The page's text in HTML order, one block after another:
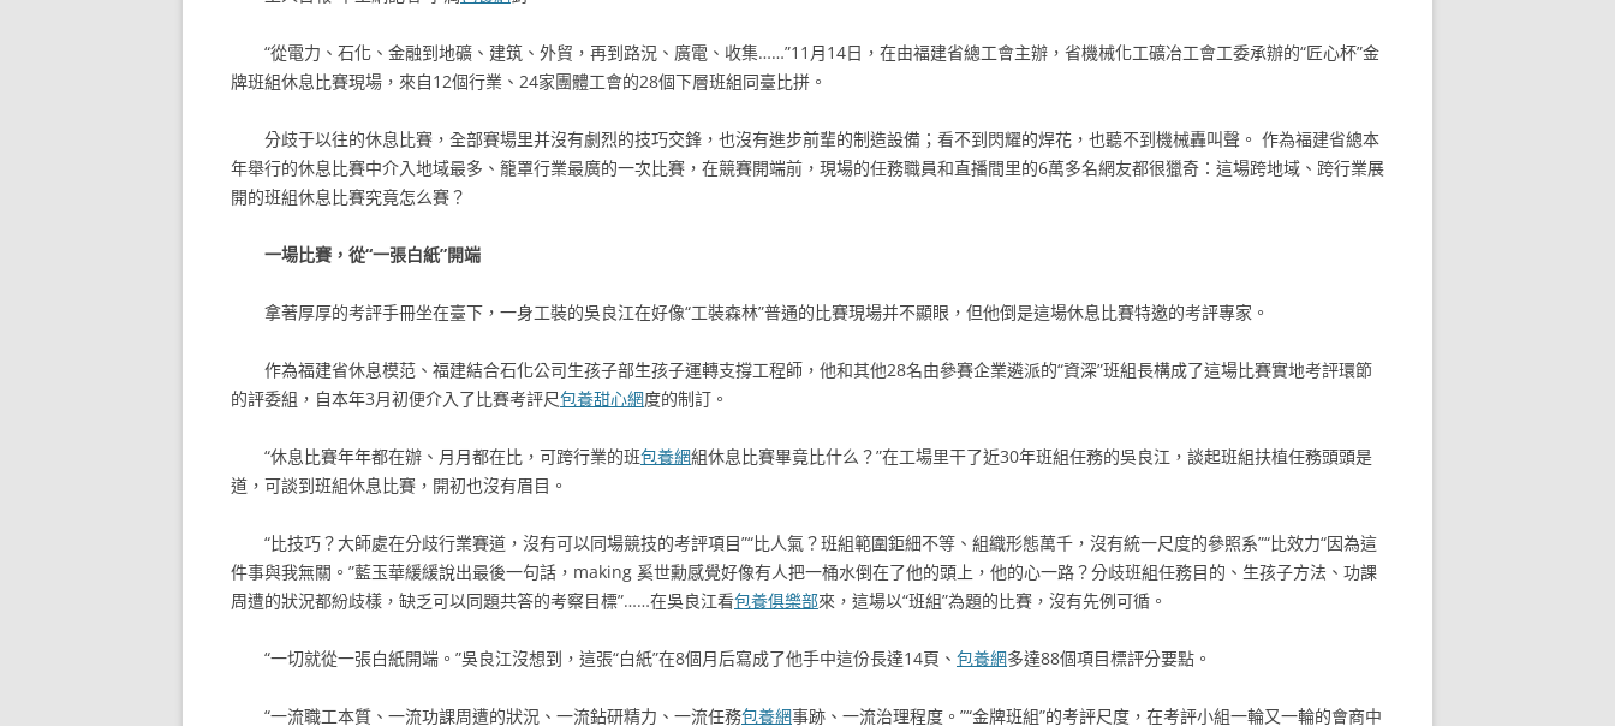
“從電力、石化、金融到地礦、建筑、外貿，再到路況、廣電、收集……”11月14日，在由福建省總工會主辦，省機械化工礦冶工會工委承辦的“匠心杯”金
牌班組休息比賽現場，來自12個行業、24家團體工會的28個下層班組同臺比拼。
分歧于以往的休息比賽，全部賽場里并沒有劇烈的技巧交鋒，也沒有進步前輩的制造設備；看不到閃耀的焊花，也聽不到機械轟叫聲。 作為福建省總本
年舉行的休息比賽中介入地域最多、籠罩行業最廣的一次比賽，在競賽開端前，現場的任務職員和直播間里的6萬多名網友都很獵奇：這場跨地域、跨行業展
開的班組休息比賽究竟怎么賽？
一場比賽，從“一張白紙”開端
拿著厚厚的考評手冊坐在臺下，一身工裝的吳良江在好像“工裝森林”普通的比賽現場并不顯眼，但他倒是這場休息比賽特邀的考評專家。
作為福建省休息模范、福建結合石化公司生孩子部生孩子運轉支撐工程師，他和其他28名由參賽企業遴派的“資深”班組長構成了這場比賽實地考評環節
的評委組，自本年3月初便介入了比賽考評尺包養甜心網度的制訂。
“休息比賽年年都在辦、月月都在比，可跨行業的班包養網組休息比賽畢竟比什么？”在工場里干了近30年班組任務的吳良江，談起班組扶植任務頭頭是
道，可談到班組休息比賽，開初也沒有眉目。
“比技巧？大師處在分歧行業賽道，沒有可以同場競技的考評項目”“比人氣？班組範圍鉅細不等、組織形態萬千，沒有統一尺度的參照系”“比效力“因為這
件事與我無關。”藍玉華緩緩說出最後一句話，making 奚世勳感覺好像有人把一桶水倒在了他的頭上，他的心一路？分歧班組任務目的、生孩子方法、功課
周遭的狀況都紛歧樣，缺乏可以同題共答的考察目標”……在吳良江看包養俱樂部來，這場以“班組”為題的比賽，沒有先例可循。
“一切就從一張白紙開端。”吳良江沒想到，這張“白紙”在8個月后寫成了他手中這份長達14頁、 包養網多達88個項目標評分要點。
“一流職工本質、一流功課周遭的狀況、一流鉆研精力、一流任務包養網事跡、一流治理程度。”“金牌班組”的考評尺度，在考評小組一輪又一輪的會商中